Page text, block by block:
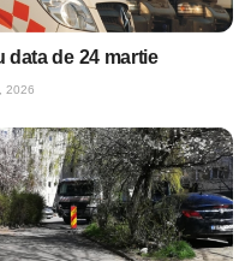
data de 24 martie
2026